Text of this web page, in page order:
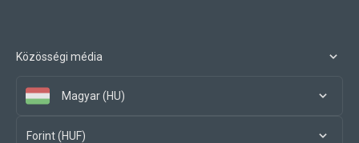
Közösségi média
Magyar (HU)
Forint (HUF)